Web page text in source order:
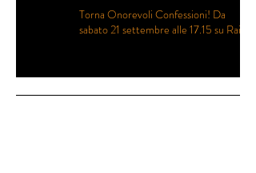
Torna Onorevoli Confessioni! Da
sabato 21 settembre alle 17.15 su Rai2